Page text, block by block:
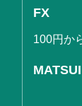
FX
100円か